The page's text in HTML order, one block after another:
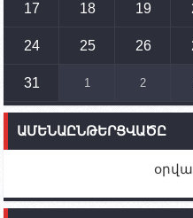
14:54 02.10.2023
տեղակայված
ունեն. կիպրոսցի
Ֆրանսիայի ԱԳ
17 18 19
24 25 26
31 1 2
ԱՄԵՆԱԸՆԹԵՐՑՎԱԾԸ
օրվա